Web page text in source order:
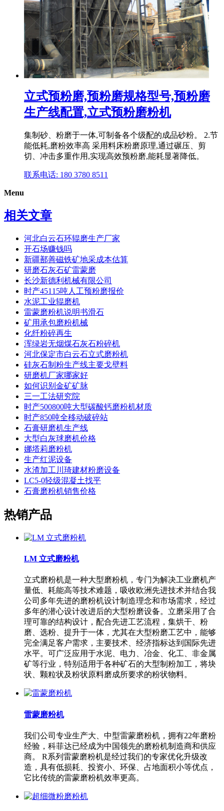
立式预粉磨,预粉磨规格型号,预粉磨
生产线配置,立式预粉磨粉机
集制砂、粉磨于一体,可制备各个级配的成品砂粉。 2.节
能低耗,磨粉效率高 采用料床粉磨原理,通过碾压、剪
切、冲击多重作用,实现高效预粉磨,能耗显著降低。
联系电话: 180 3780 8511
Menu
相关文章
河北白云石环辊磨生产厂家
开石场赚钱吗
新疆鄯善磁铁矿地采成本估算
研磨石灰石矿雷蒙磨
长沙新德利机械有限公司
时产45115吨人工预粉磨报价
水泥工业辊磨机
雷蒙磨粉机说明书滑石
矿用承包磨粉机械
化纤粉碎再生
浑绿岩无烟煤石灰石粉碎机
河北保定市白云石立式磨粉机
硅灰石制粉生产线主要戈壁料
研磨机厂家哪家好
如何识别金矿矿脉
三一工法研究院
时产500800吨大型碳酸钙磨粉机材质
时产850吨全移动破碎站
石膏研磨机生产线
大型白灰球磨机价格
娜塔莉磨粉机
生产红泥设备
水渣加工川琦建材粉磨设备
LC5-0轻级混凝土找平
石膏磨粉机销售价格
热销产品
LM 立式磨粉机
立式磨粉机是一种大型磨粉机，专门为解决工业磨机产
量低、耗能高等技术难题，吸收欧洲先进技术并结合我
公司多年先进的磨粉机设计制造理念和市场需求，经过
多年的潜心设计改进后的大型粉磨设备。立磨采用了合
理可靠的结构设计，配合先进工艺流程，集烘干、粉
磨、选粉、提升于一体，尤其在大型粉磨工艺中，能够
完全满足客户需求，主要技术、经济指标达到国际先进
水平。可广泛应用于水泥、电力、冶金、化工、非金属
矿等行业，特别适用于各种矿石的大型制粉加工，将块
状、颗粒状及粉状原料磨成所要求的粉状物料。
雷蒙磨粉机
我们公司专业生产大、中型雷蒙磨粉机，拥有22年磨粉
经验，科菲达已经成为中国领先的磨粉机制造商和供应
商。 R系列雷蒙磨粉机是经过我们的专家优化升级改
造，具有低损耗、投资小、环保、占地面积小等优点，
它比传统的雷蒙磨粉机效率更高。